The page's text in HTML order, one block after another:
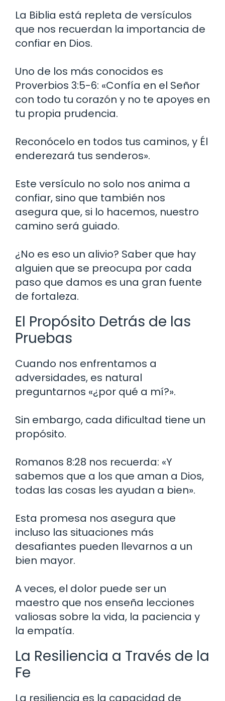
La Biblia está repleta de versículos
que nos recuerdan la importancia de
confiar en Dios.
Uno de los más conocidos es
Proverbios 3:5-6: «Confía en el Señor
con todo tu corazón y no te apoyes en
tu propia prudencia.
Reconócelo en todos tus caminos, y Él
enderezará tus senderos».
Este versículo no solo nos anima a
confiar, sino que también nos
asegura que, si lo hacemos, nuestro
camino será guiado.
¿No es eso un alivio? Saber que hay
alguien que se preocupa por cada
paso que damos es una gran fuente
de fortaleza.
El Propósito Detrás de las
Pruebas
Cuando nos enfrentamos a
adversidades, es natural
preguntarnos «¿por qué a mí?».
Sin embargo, cada dificultad tiene un
propósito.
Romanos 8:28 nos recuerda: «Y
sabemos que a los que aman a Dios,
todas las cosas les ayudan a bien».
Esta promesa nos asegura que
incluso las situaciones más
desafiantes pueden llevarnos a un
bien mayor.
A veces, el dolor puede ser un
maestro que nos enseña lecciones
valiosas sobre la vida, la paciencia y
la empatía.
La Resiliencia a Través de la
Fe
La resiliencia es la capacidad de